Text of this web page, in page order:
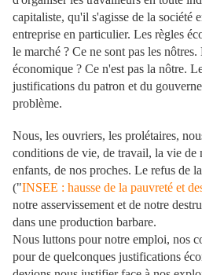
capitaliste, qu'il s'agisse de la société
entreprise en particulier. Les règles
le marché ? Ce ne sont pas les
économique ? Ce n'est pas la nôtre.
justifications du patron et du
problème.
Nous, les ouvriers, les prolétaires,
conditions de vie, de travail, la vie de
enfants, de nos proches. Le refus de
("INSEE : hausse de la pauvreté et
notre asservissement et de notre
dans une production barbare.
Nous luttons pour notre emploi, nos
pour de quelconques justifications